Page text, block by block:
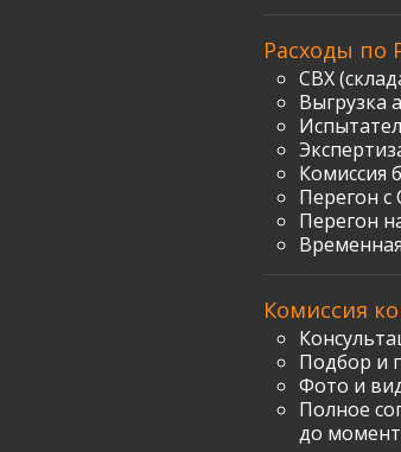
Расходы по
СВХ
Выгрузка
Комиссия
Перегон с
Перегон
Комиссия
Подбор и
Фото и
Полное
до